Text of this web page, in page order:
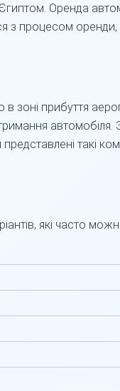
Оренда
з процесом
зоні прибуття
автомобіля.
такі
які часто